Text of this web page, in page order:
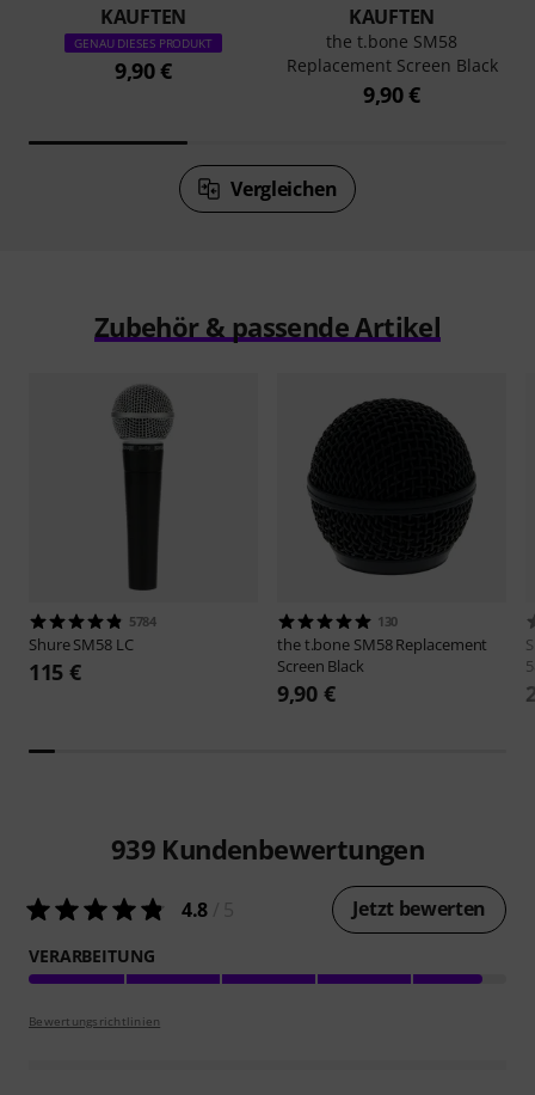
KAUFTEN
GENAU DIESES PRODUKT
9,90 €
KAUFTEN
the t.bone SM58
Replacement Screen Black
9,90 €
Vergleichen
Zubehör & passende Artikel
5784
ShureSM58 LC
115 €
130
the t.bone SM58 Replacement
Screen Black
9,90 €
939 Kundenbewertungen
4.8 Jetzt bewerten
VERARBEITUNG
Bewertungsrichtlinien